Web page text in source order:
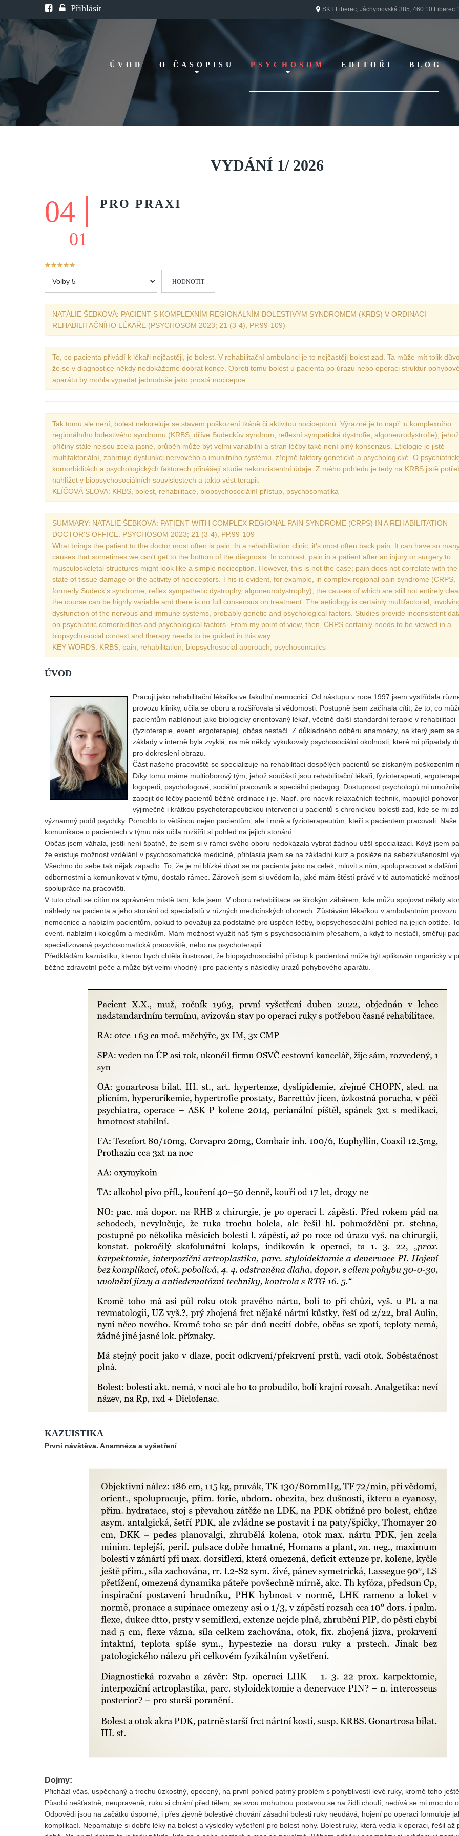
SKT Liberec, Jáchymovská 385, 460 10 Liberec
Přihlásit
ÚVOD O ČASOPISU PSYCHOSOM
Vydání 1/ 2026
Vydání 2/ 2025
Vydání 3-4/ 2024
Vydání 1-2/ 2020
Vydání 1-2/ 2019
Vydání 4/2018
Vydání 2-3/2018
Vydání 4-2017
Vydání 3-2017
Vydání 2-2017
Vydání 1-2017
Vydání 4-2016
Archiv
EDITOŘI BLOG
VYDÁNÍ 1/ 2026
04
01
PRO PRAXI
Hodnocení
prosím
NATÁLIE ŠEBKOVÁ: PACIENT S KOMPLEXNÍM REGIONÁLNÍM BOLESTIVÝM SYNDROMEM (KRBS) V ORDINACI
REHABILITAČNÍHO LÉKAŘE (PSYCHOSOM 2023; 21 (3-4), PP.99-109)
To, co pacienta přivádí k lékaři nejčastěji, je bolest. V rehabilitační ambulanci je to nejčastěji bolest zad. Ta může mít tolik
že se v diagnostice někdy nedokážeme dobrat konce. Oproti tomu bolest u pacienta po úrazu nebo operaci struktur
aparátu by mohla vypadat jednoduše jako prostá nocicepce.
Tak tomu ale není, bolest nekoreluje se stavem poškození tkáně či aktivitou nociceptorů. Výrazné je to např. u komplexního
regionálního bolestivého syndromu (KRBS, dříve Sudeckův syndrom, reflexní sympatická dystrofie, algoneurodystrofie), jehož
příčiny stále nejsou zcela jasné, průběh může být velmi variabilní a stran léčby také není plný konsenzus. Etiologie je jistě
multifaktoriální, zahrnuje dysfunkci nervového a imunitního systému, zřejmě faktory genetické a psychologické. O
komorbiditách a psychologických faktorech přinášejí studie nekonzistentní údaje. Z mého pohledu je tedy na KRBS jistě
nahlížet v biopsychosociálních souvislostech a takto vést terapii.
KLÍČOVÁ SLOVA: KRBS, bolest, rehabilitace, biopsychosociální přístup, psychosomatika
SUMMARY: NATALIE ŠEBKOVÁ: PATIENT WITH COMPLEX REGIONAL PAIN SYNDROME (CRPS) IN A REHABILITATION
DOCTOR'S OFFICE. PSYCHOSOM 2023; 21 (3-4), PP.99-109
What brings the patient to the doctor most often is pain. In a rehabilitation clinic, it's most often back pain. It can have so
causes that sometimes we can't get to the bottom of the diagnosis. In contrast, pain in a patient after an injury or surgery to
musculoskeletal structures might look like a simple nociception. However, this is not the case; pain does not correlate with the
state of tissue damage or the activity of nociceptors. This is evident, for example, in complex regional pain syndrome (CRPS,
formerly Sudeck's syndrome, reflex sympathetic dystrophy, algoneurodystrophy), the causes of which are still not entirely
the course can be highly variable and there is no full consensus on treatment. The aetiology is certainly multifactorial,
dysfunction of the nervous and immune systems, probably genetic and psychological factors. Studies provide inconsistent
on psychiatric comorbidities and psychological factors. From my point of view, then, CRPS certainly needs to be viewed in a
biopsychosocial context and therapy needs to be guided in this way.
KEY WORDS: KRBS, pain, rehabilitation, biopsychosocial approach, psychosomatics
ÚVOD
Pracuji jako rehabilitační lékařka ve fakultní nemocnici. Od nástupu v roce 1997 jsem vystřídala
provozu kliniky, učila se oboru a rozšiřovala si vědomosti. Postupně jsem začínala cítit, že to, co
pacientům nabídnout jako biologicky orientovaný lékař, včetně další standardní terapie v rehabilitaci
(fyzioterapie, event. ergoterapie), občas nestačí. Z důkladného odběru anamnézy, na který jsem se
základy v interně byla zvyklá, na mě někdy vykukovaly psychosociální okolnosti, které mi připadaly
pro dokreslení obrazu.
Část našeho pracoviště se specializuje na rehabilitaci dospělých pacientů se získaným poškozením
Díky tomu máme multioborový tým, jehož součástí jsou rehabilitační lékaři, fyzioterapeuti,
logopedi, psychologové, sociální pracovník a speciální pedagog. Dostupnost psychologů mi
zapojit do léčby pacientů běžné ordinace i je. Např. pro nácvik relaxačních technik, mapující
výjimečně i krátkou psychoterapeutickou intervenci u pacientů s chronickou bolestí zad, kde se mi
významný podíl psychiky. Pomohlo to většinou nejen pacientům, ale i mně a fyzioterapeutům, kteří s pacientem pracovali. Naše
komunikace o pacientech v týmu nás učila rozšířit si pohled na jejich stonání.
Občas jsem váhala, jestli není špatně, že jsem si v rámci svého oboru nedokázala vybrat žádnou užší specializaci. Když jsem
že existuje možnost vzdělání v psychosomatické medicíně, přihlásila jsem se na základní kurz a posléze na sebezkušenostní
Všechno do sebe tak nějak zapadlo. To, že je mi blízké dívat se na pacienta jako na celek, mluvit s ním, spolupracovat s dalšími
odbornostmi a komunikovat v týmu, dostalo rámec. Zároveň jsem si uvědomila, jaké mám štěstí právě v té automatické
spolupráce na pracovišti.
V tuto chvíli se cítím na správném místě tam, kde jsem. V oboru rehabilitace se širokým záběrem, kde můžu spojovat někdy
náhledy na pacienta a jeho stonání od specialistů v různých medicínských oborech. Zůstávám lékařkou v ambulantním provozu
nemocnice a nabízím pacientům, pokud to považuji za podstatné pro úspěch léčby, biopsychosociální pohled na jejich obtíže.
event. nabízím i kolegům a medikům. Mám možnost využít náš tým s psychosociálním přesahem, a když to nestačí, směřuji
specializovaná psychosomatická pracoviště, nebo na psychoterapii.
Předkládám kazuistiku, kterou bych chtěla ilustrovat, že biopsychosociální přístup k pacientovi může být aplikován organicky v
běžné zdravotní péče a může být velmi vhodný i pro pacienty s následky úrazů pohybového aparátu.
KAZUISTIKA
První návštěva. Anamnéza a vyšetření
Dojmy:
Přichází včas, uspěchaný a trochu úzkostný, opocený, na první pohled patrný problém s pohyblivostí levé ruky, kromě toho ještě
Působí nešťastně, neupraveně, ruku si chrání před tělem, se svou mohutnou postavou se na židli choulí, nedívá se mi moc do
Odpovědi jsou na začátku úsporné, i přes zjevně bolestivé chování zásadní bolesti ruky neudává, hojení po operaci formuluje
komplikací. Nepamatuje si dobře léky na bolest a výsledky vyšetření pro bolest nohy. Bolest ruky, která vedla k operaci, řešil až